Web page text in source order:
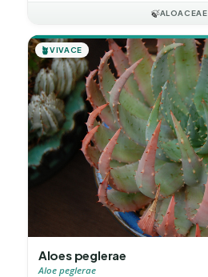
🍃ALOACEAE
🪴VIVACE
Aloes peglerae
Aloe peglerae